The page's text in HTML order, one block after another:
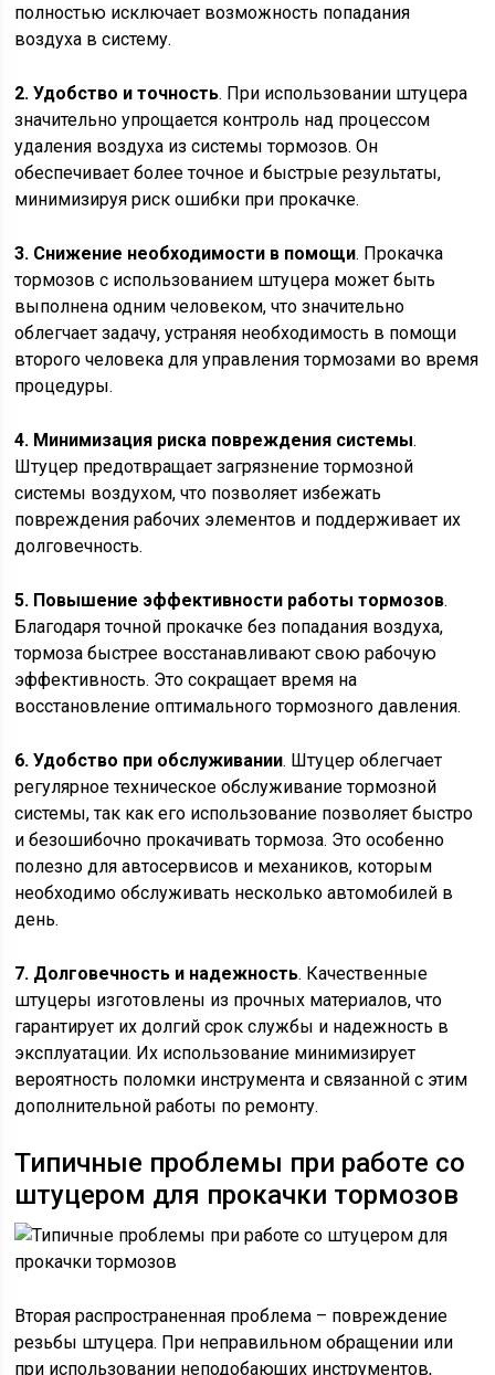
полностью исключает возможность попадания
воздуха в систему.
2. Удобство и точность. При использовании штуцера
значительно упрощается контроль над процессом
удаления воздуха из системы тормозов. Он
обеспечивает более точное и быстрые результаты,
минимизируя риск ошибки при прокачке.
3. Снижение необходимости в помощи. Прокачка
тормозов с использованием штуцера может быть
выполнена одним человеком, что значительно
облегчает задачу, устраняя необходимость в помощи
второго человека для управления тормозами во время
процедуры.
4. Минимизация риска повреждения системы.
Штуцер предотвращает загрязнение тормозной
системы воздухом, что позволяет избежать
повреждения рабочих элементов и поддерживает их
долговечность.
5. Повышение эффективности работы тормозов.
Благодаря точной прокачке без попадания воздуха,
тормоза быстрее восстанавливают свою рабочую
эффективность. Это сокращает время на
восстановление оптимального тормозного давления.
6. Удобство при обслуживании. Штуцер облегчает
регулярное техническое обслуживание тормозной
системы, так как его использование позволяет быстро
и безошибочно прокачивать тормоза. Это особенно
полезно для автосервисов и механиков, которым
необходимо обслуживать несколько автомобилей в
день.
7. Долговечность и надежность. Качественные
штуцеры изготовлены из прочных материалов, что
гарантирует их долгий срок службы и надежность в
эксплуатации. Их использование минимизирует
вероятность поломки инструмента и связанной с этим
дополнительной работы по ремонту.
Типичные проблемы при работе со
штуцером для прокачки тормозов
Вторая распространенная проблема – повреждение
резьбы штуцера. При неправильном обращении или
при использовании неподобающих инструментов,